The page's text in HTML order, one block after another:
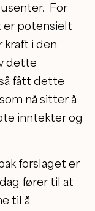
For
er potensielt
i den
dette
fått dette
nå sitter å
inntekter og
forslaget er
fører til at
til å